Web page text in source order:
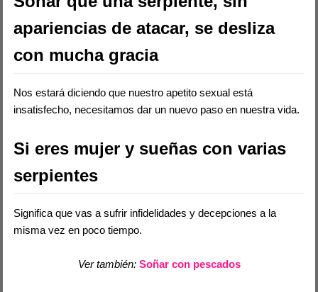
apariencias de atacar, se desliza
con mucha gracia
Nos estará diciendo que nuestro apetito sexual está
insatisfecho, necesitamos dar un nuevo paso en nuestra vida.
Si eres mujer y sueñas con varias
serpientes
Significa que vas a sufrir infidelidades y decepciones a la
misma vez en poco tiempo.
Ver también: Soñar con pescados